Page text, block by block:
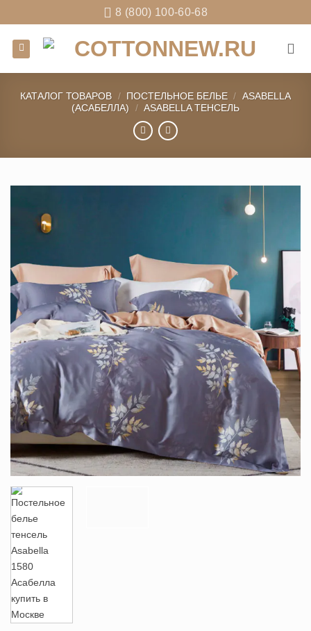
to
content
8 (800) 100-60-68
КАТАЛОГ ТОВАРОВ / ПОСТЕЛЬНОЕ БЕЛЬЕ / ASABELLA
(АСАБЕЛЛА)
/ ASABELLA ТЕНСЕЛЬ